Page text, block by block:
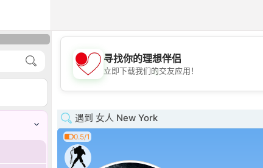
💖
寻找你的理想伴侣
立即下载我们的交友应用！
遇到 女人 New York
0.5/1